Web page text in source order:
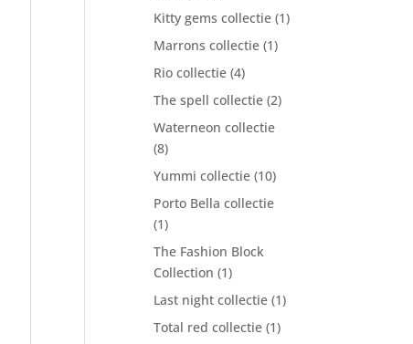
Kitty gems collectie (1)
Marrons collectie (1)
Rio collectie (4)
The spell collectie (2)
Waterneon collectie
(8)
Yummi collectie (10)
Porto Bella collectie
(1)
The Fashion Block
Collection (1)
Last night collectie (1)
Total red collectie (1)